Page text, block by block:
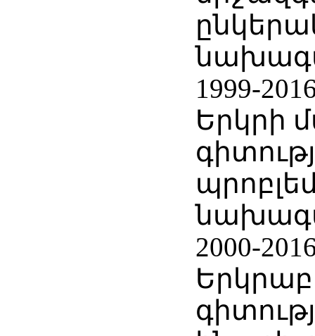
1999-
Երկրի
2000-